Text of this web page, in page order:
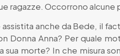
ragazze. Occorrono
assistita anche da Bede, il
Donna Anna? Per quale
sua morte? In che misura